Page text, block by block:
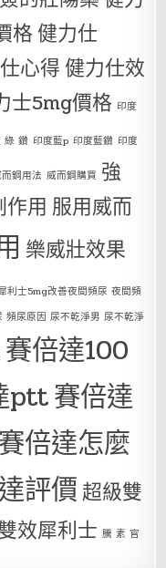
格健力仕
心得健力仕效
士5mg價格 印度
綠 鑽 印度藍p 印度藍鑽 印度
鋼用法 威而鋼購買 強
作用 服用威而
樂威壯效果
利士5mg改善夜間頻尿 夜間頻
頻尿原因 尿不乾淨男 尿不乾淨
賽倍達100
ptt賽倍達
賽倍達怎麼
評價超級雙
效犀利士 騰 素 官